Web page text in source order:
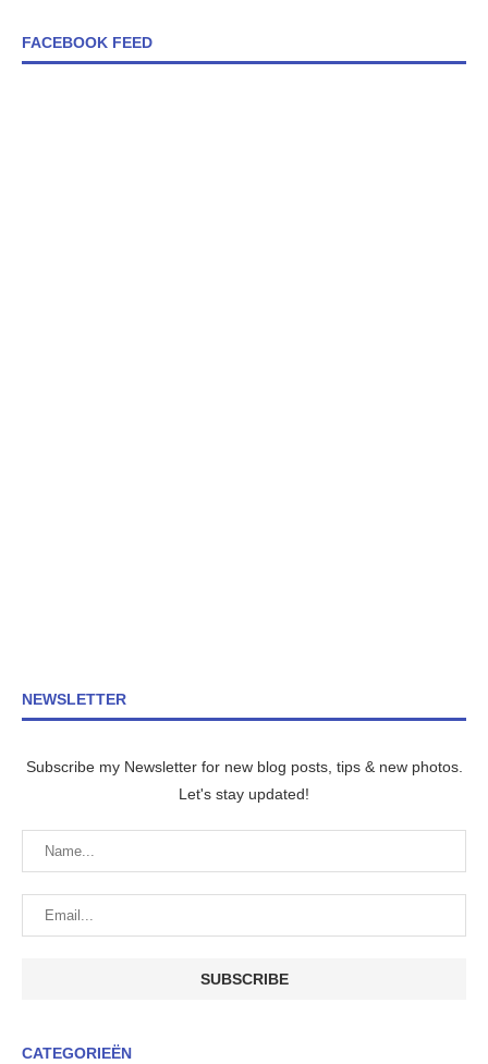
FACEBOOK FEED
NEWSLETTER
Subscribe my Newsletter for new blog posts, tips & new photos.
Let's stay updated!
CATEGORIEËN